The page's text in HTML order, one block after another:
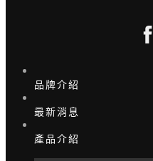
品牌介紹
最新消息
產品介紹